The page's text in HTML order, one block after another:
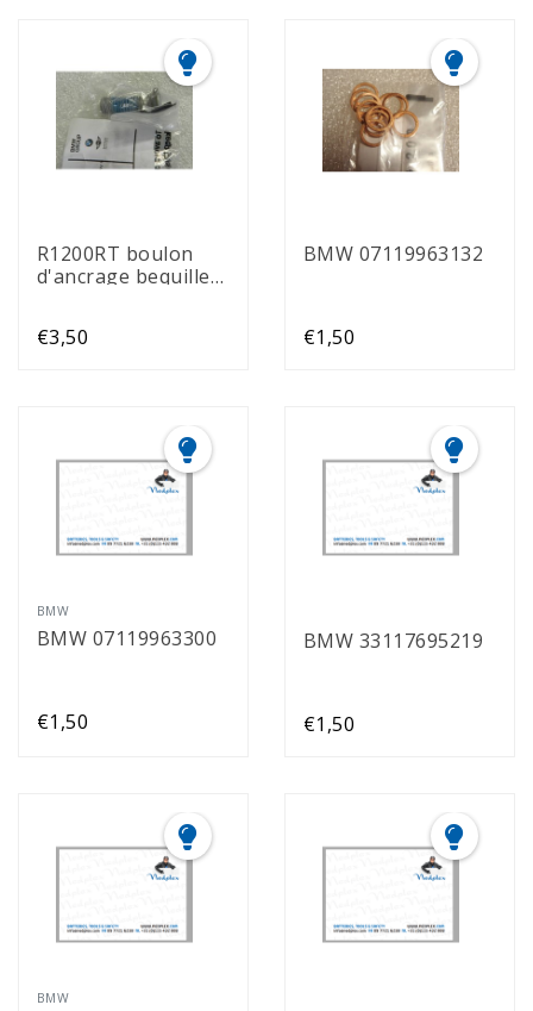
R1200RT boulon
d'ancrage bequille
€3,50
BMW 07119963132
€1,50
BMW
BMW 07119963300
€1,50
BMW 33117695219
€1,50
BMW